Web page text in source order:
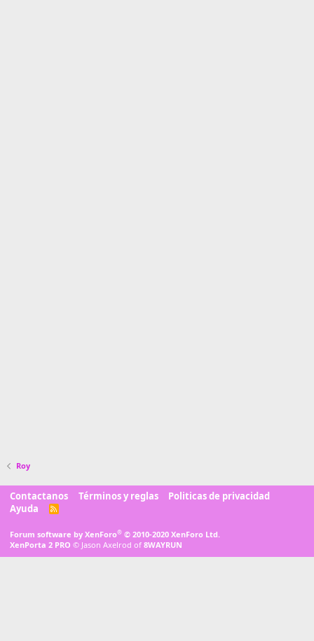
Roy
Contactanos Términos y reglas
Politicas de privacidad
Ayuda
R
Forum software by XenForo® © 2010-2020 XenForo Ltd.
XenPorta 2 PRO © Jason Axelrod of 8WAYRUN